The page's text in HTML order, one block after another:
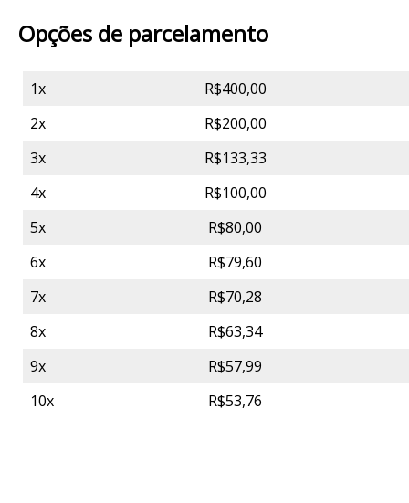
Opções de parcelamento
1x
R$400,00
2x
R$200,00
3x
R$133,33
4x
R$100,00
5x
R$80,00
6x
R$79,60
7x
R$70,28
8x
R$63,34
9x
R$57,99
10x
R$53,76